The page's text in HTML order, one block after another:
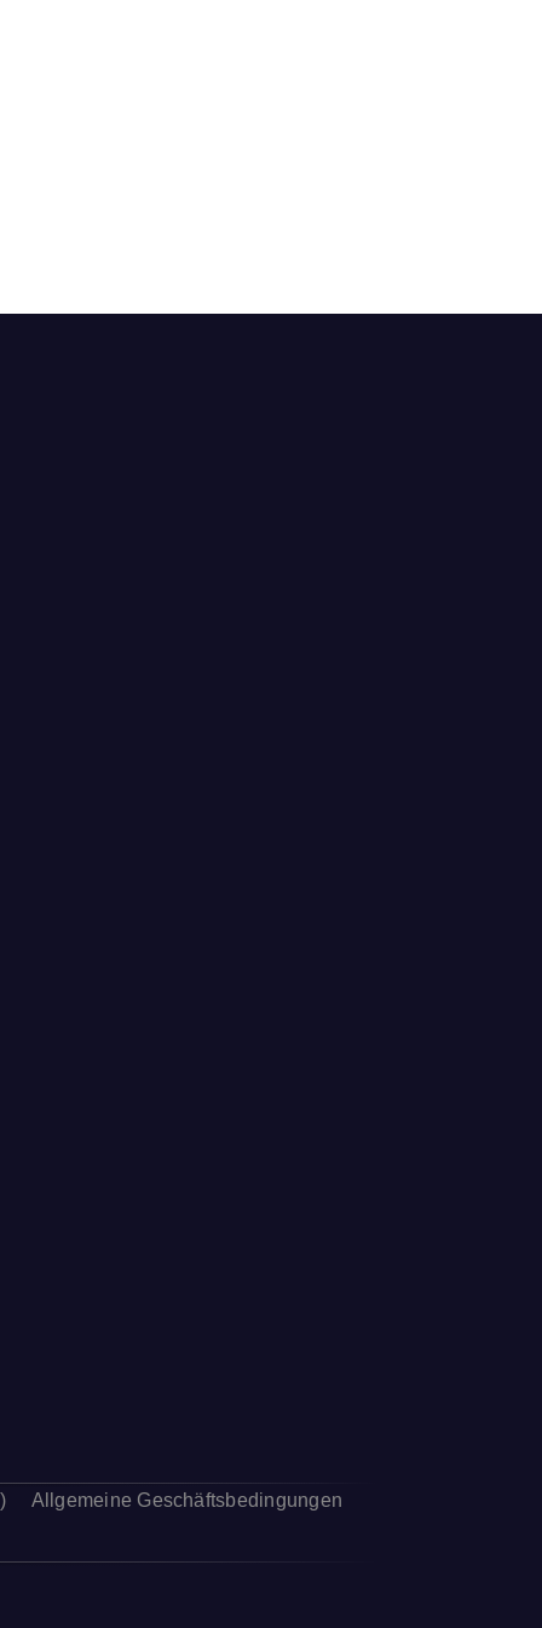
Allgemeine Geschäftsbedingungen